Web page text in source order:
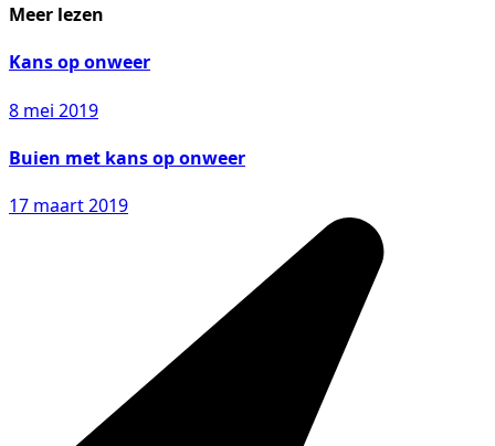
Meer lezen
Kans op onweer
8 mei 2019
Buien met kans op onweer
17 maart 2019